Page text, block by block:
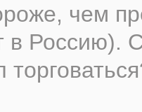
чем
Россию).